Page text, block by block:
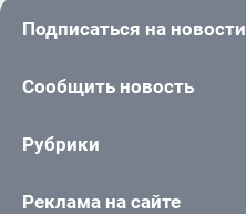
Подписаться на новости
Сообщить новость
Рубрики
Реклама на сайте